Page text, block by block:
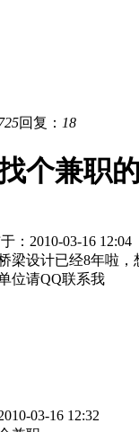
回复： 18
个兼职
：2010-03-16 12:04
梁设计已经8年啦
位请QQ联系我
03-16 12:32